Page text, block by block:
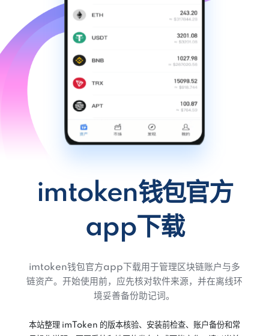
imtoken钱包官方
app下载
imtoken钱包官方app下载用于管理区块链账户与多
链资产。开始使用前，应先核对软件来源，并在离线环
境妥善备份助记词。
本站整理 imToken 的版本核验、安装前检查、账户备份和常